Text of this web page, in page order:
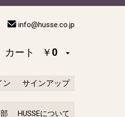
info@husse.co.jp
カート ￥0
ン サインアップ
HUSSEについて